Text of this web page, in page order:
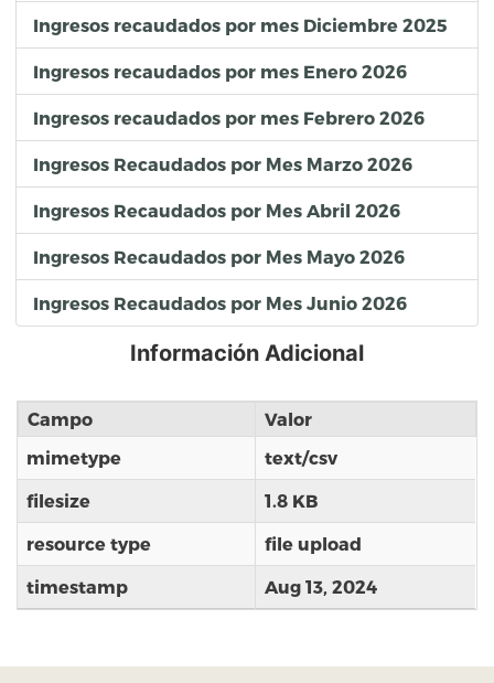
Ingresos recaudados por mes Diciembre 2025
Ingresos recaudados por mes Enero 2026
Ingresos recaudados por mes Febrero 2026
Ingresos Recaudados por Mes Marzo 2026
Ingresos Recaudados por Mes Abril 2026
Ingresos Recaudados por Mes Mayo 2026
Ingresos Recaudados por Mes Junio 2026
Información Adicional
Campo
Valor
mimetype
text/csv
filesize 1.8 KB
resource type file upload
timestamp Aug 13, 2024